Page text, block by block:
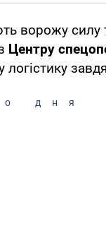
ворожу силу
Центру
логістику
дня